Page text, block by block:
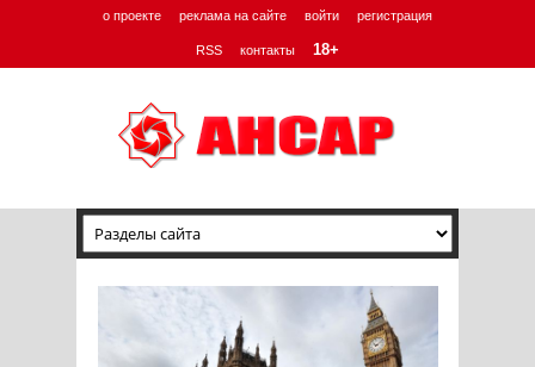
о проекте реклама на сайте войти регистрация
RSS контакты 18+